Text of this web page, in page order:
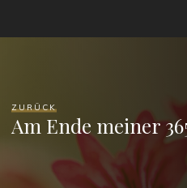
ZURÜCK
Am Ende meiner